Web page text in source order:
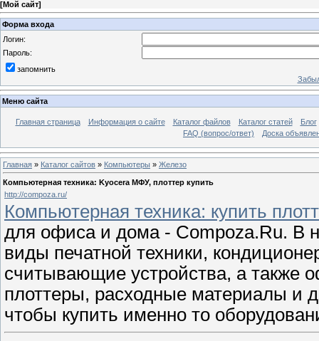
[Мой сайт]
Форма входа
Логин:
Пароль:
запомнить
Меню сайта
Главная страница Информация о сайте Каталог файлов Каталог статей
Блог
FAQ (вопрос/ответ)
Доска
Главная » Каталог сайтов » Компьютеры » Железо
Компьютерная техника: Kyocera МФУ, плоттер купить
http://compoza.ru/
Компьютерная техника: купить
для офиса и дома - Compoza.Ru. В
виды печатной техники,
считывающие устройства, а также
плоттеры, расходные материалы и
чтобы купить именно то